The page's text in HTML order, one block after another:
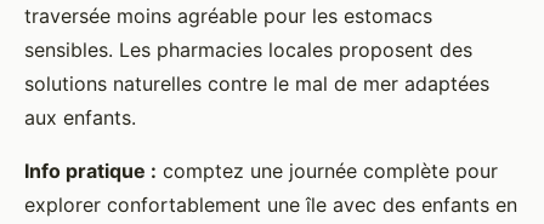
traversée moins agréable pour les estomacs
sensibles. Les pharmacies locales proposent des
solutions naturelles contre le mal de mer adaptées
aux enfants.
Info pratique : comptez une journée complète pour
explorer confortablement une île avec des enfants en